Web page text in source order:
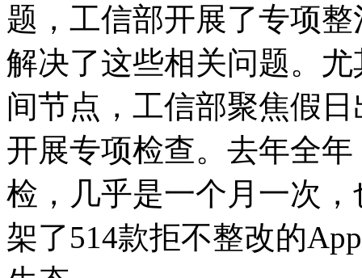
题，工信部开展了专项
解决了这些相关问题。
间节点，工信部聚焦假
开展专项检查。去年全
检，几乎是一个月一次
架了514款拒不整改的